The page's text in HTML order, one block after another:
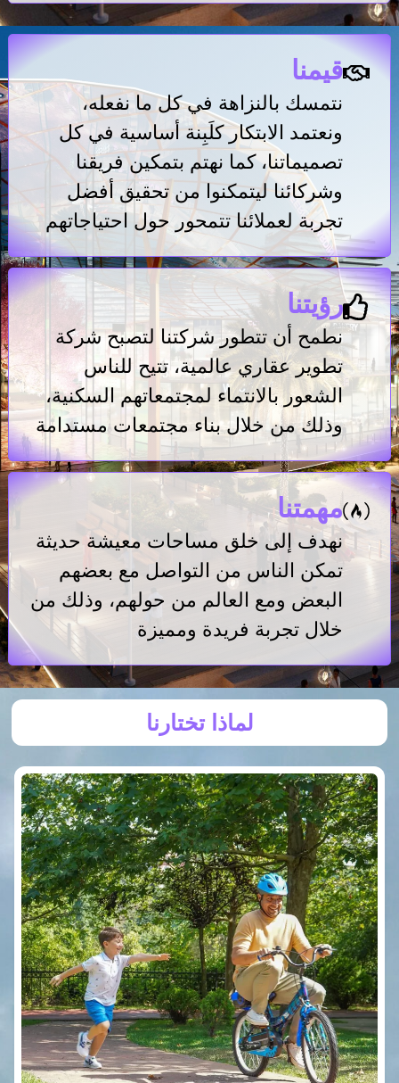
قيمنا
نتمسك بالنزاهة في كل ما نفعله،
ونعتمد الابتكار كلَبِنة أساسية في كل
تصميماتنا، كما نهتم بتمكين فريقنا
وشركائنا ليتمكنوا من تحقيق أفضل
تجربة لعملائنا تتمحور حول احتياجاتهم
رؤيتنا
نطمح أن تتطور شركتنا لتصبح شركة
تطوير عقاري عالمية، تتيح للناس
الشعور بالانتماء لمجتمعاتهم السكنية،
وذلك من خلال بناء مجتمعات مستدامة
مهمتنا
نهدف إلى خلق مساحات معيشة حديثة
تمكن الناس من التواصل مع بعضهم
البعض ومع العالم من حولهم، وذلك من
خلال تجربة فريدة ومميزة
لماذا تختارنا